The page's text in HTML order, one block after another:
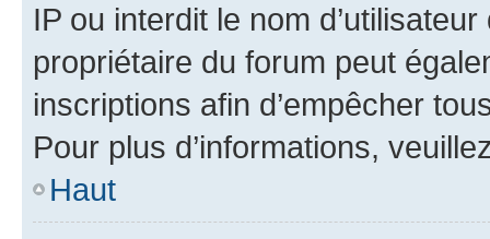
IP ou interdit le nom
propriétaire du forum peut
inscriptions afin d’empêcher
Pour plus d’informations,
Haut